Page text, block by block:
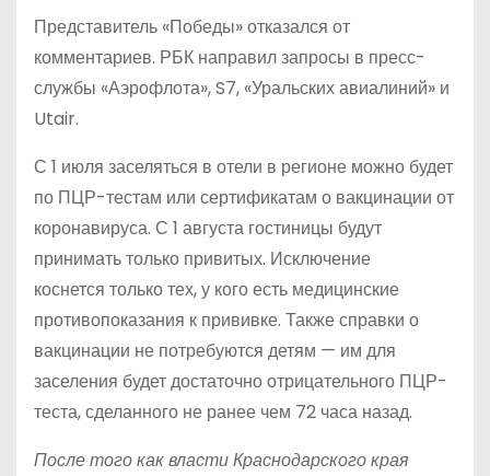
Представитель «Победы» отказался от
комментариев. РБК направил запросы в пресс-
службы «Аэрофлота», S7, «Уральских авиалиний» и
Utair.
С 1 июля заселяться в отели в регионе можно будет
по ПЦР-тестам или сертификатам о вакцинации от
коронавируса. С 1 августа гостиницы будут
принимать только привитых. Исключение
коснется только тех, у кого есть медицинские
противопоказания к прививке. Также справки о
вакцинации не потребуются детям — им для
заселения будет достаточно отрицательного ПЦР-
теста, сделанного не ранее чем 72 часа назад.
После того как власти Краснодарского края